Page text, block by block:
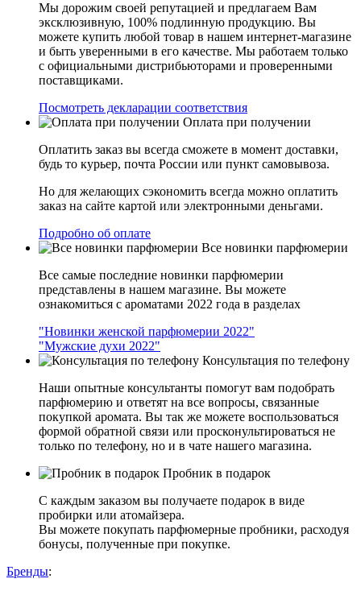
Мы дорожим своей репутацией и предлагаем Вам
эксклюзивную, 100% подлинную продукцию. Вы
можете купить любой товар в нашем интернет-магазине
и быть уверенными в его качестве. Мы работаем только
с официальными дистрибьюторами и проверенными
поставщиками.
Посмотреть декларации соответствия
Оплата при получении
Оплатить заказ вы всегда сможете в момент доставки,
будь то курьер, почта России или пункт самовывоза.
Но для желающих сэкономить всегда можно оплатить
заказ на сайте картой или электронными деньгами.
Подробно об оплате
Все новинки парфюмерии
Все самые последние новинки парфюмерии
представлены в нашем магазине. Вы можете
ознакомиться с ароматами 2022 года в разделах
"Новинки женской парфюмерии 2022"
"Мужские духи 2022"
Консультация по телефону
Наши опытные консультанты помогут вам подобрать
парфюмерию и ответят на все вопросы, связанные
покупкой аромата. Вы так же можете воспользоваться
формой обратной связи или просконультироваться не
только по телефону, но и в чате нашего магазина.
Пробник в подарок
С каждым заказом вы получаете подарок в виде
пробирки или атомайзера.
Вы можете покупать парфюмерные пробники, расходуя
бонусы, полученные при покупке.
Бренды: